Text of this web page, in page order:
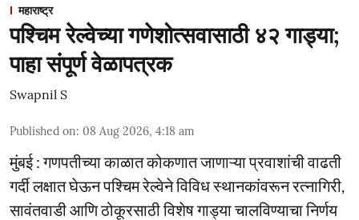
महाराष्ट्र
पश्चिम रेल्वेच्या गणेशोत्सवासाठी ४२ गाड्या;
पाहा संपूर्ण वेळापत्रक
Swapnil S
Published on: 08 Aug 2026, 4:18 am
मुंबई : गणपतीच्या काळात कोकणात जाणाऱ्या प्रवाशांची वाढती
गर्दी लक्षात घेऊन पश्चिम रेल्वेने विविध स्थानकांवरून रत्नागिरी,
सावंतवाडी आणि ठोकूरसाठी विशेष गाड्या चालविण्याचा निर्णय